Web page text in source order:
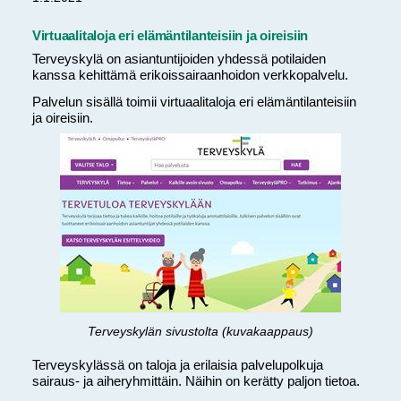
Virtuaalitaloja eri elämäntilanteisiin ja oireisiin
Terveyskylä on asiantuntijoiden yhdessä potilaiden
kanssa kehittämä erikoissairaanhoidon verkkopalvelu.
Palvelun sisällä toimii virtuaalitaloja eri elämäntilanteisiin
ja oireisiin.
Terveyskylän sivustolta (kuvakaappaus)
Terveyskylässä on taloja ja erilaisia palvelupolkuja
sairaus- ja aiheryhmittäin. Näihin on kerätty paljon tietoa.